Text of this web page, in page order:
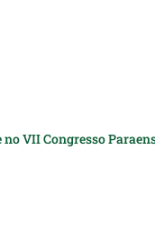
VII Congresso